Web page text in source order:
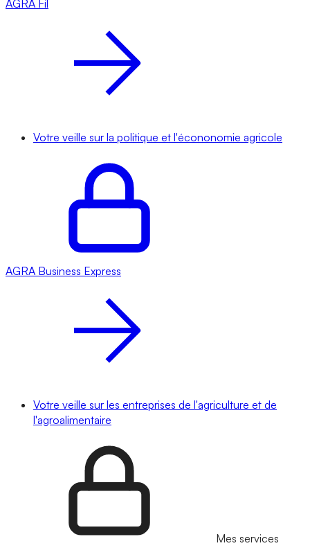
AGRA Fil
Votre veille sur la politique et l'écononomie agricole
AGRA Business Express
Votre veille sur les entreprises de l'agriculture et de
l'agroalimentaire
Mes services